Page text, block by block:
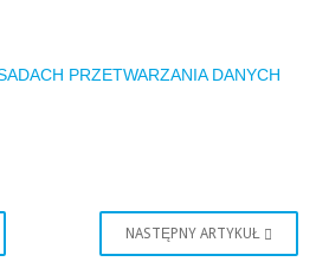
PRZETWARZANIA DANYCH
NASTĘPNY ARTYKUŁ